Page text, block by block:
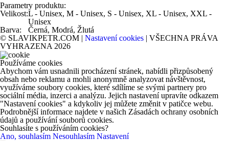
Parametry produktu:
Velikost:L - Unisex, M - Unisex, S - Unisex, XL - Unisex, XXL -
Unisex
Barva:
Černá, Modrá, Žlutá
© SLAVIKPETR.COM | Nastavení cookies | VŠECHNA PRÁVA
VYHRAZENA 2026
Používáme cookies
Abychom vám usnadnili procházení stránek, nabídli přizpůsobený
obsah nebo reklamu a mohli anonymně analyzovat návštěvnost,
využíváme soubory cookies, které sdílíme se svými partnery pro
sociální média, inzerci a analýzu. Jejich nastavení upravíte odkazem
"Nastavení cookies" a kdykoliv jej můžete změnit v patičce webu.
Podrobnější informace najdete v našich Zásadách ochrany osobních
údajů a používání souborů cookies.
Souhlasíte s používáním cookies?
Ano, souhlasím Nesouhlasím Nastavení